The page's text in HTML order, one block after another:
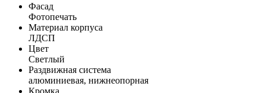
Фасад
Фотопечать
Материал корпуса
ЛДСП
Цвет
Светлый
Раздвижная система
алюминиевая, нижнеопорная
Кромка